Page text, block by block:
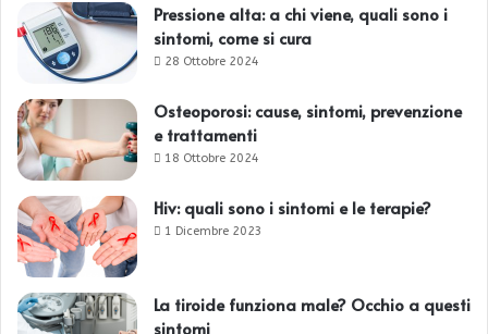
Pressione alta: a chi viene, quali sono i
sintomi, come si cura
28 Ottobre 2024
Osteoporosi: cause, sintomi, prevenzione
e trattamenti
18 Ottobre 2024
Hiv: quali sono i sintomi e le terapie?
1 Dicembre 2023
La tiroide funziona male? Occhio a questi
sintomi